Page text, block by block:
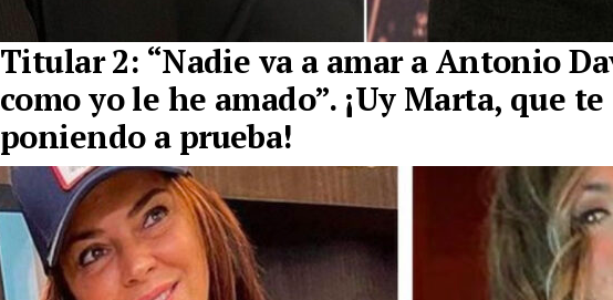
Titular 2: “Nadie va a amar a Antonio
como yo le he amado”. ¡Uy Marta, que
poniendo a prueba!